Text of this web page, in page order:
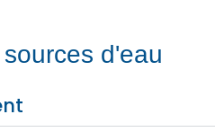
d'eau​